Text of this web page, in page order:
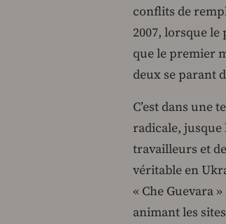
conflits de
2007, lorsque
que le premier
deux se parant
C’est dans une
radicale, jusque
travailleurs et
véritable en
« Che Guevara
animant les